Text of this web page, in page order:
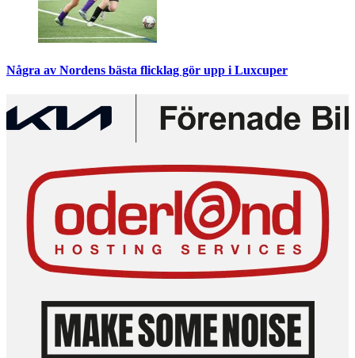
Några av Nordens bästa flicklag gör upp i Luxcuper